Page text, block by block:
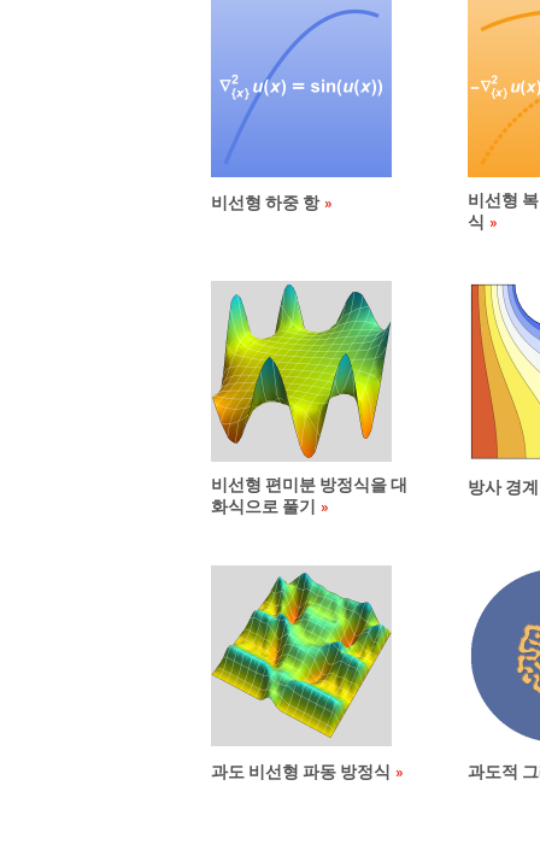
비선형 하중 항
비선형
식
비선형 편미분 방정식을 대
화식으로 풀기
방사 경
과도 비선형 파동 방정식 과도적